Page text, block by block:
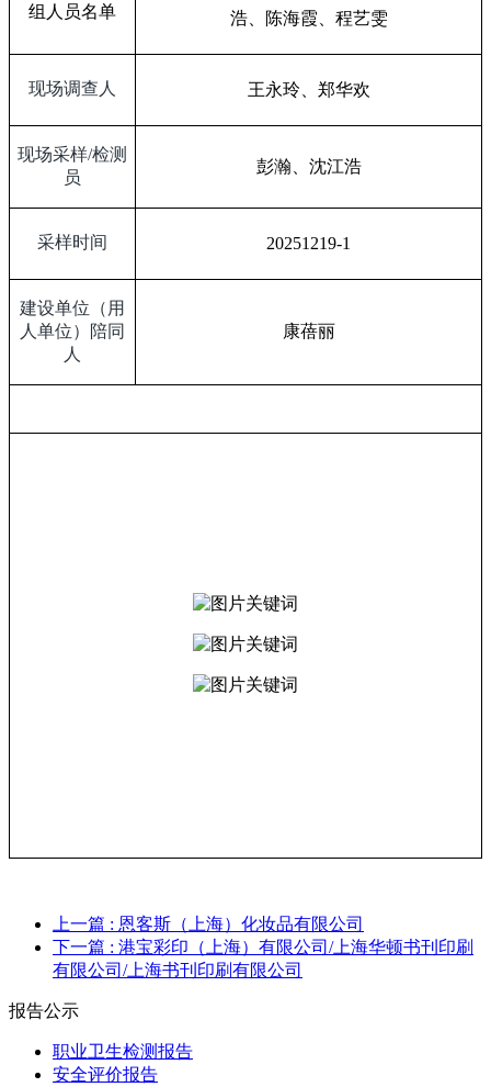
组人员名单
浩、陈海霞、程艺雯
现场调查人 王永玲、郑华欢
现场采样/检测
员
彭瀚、沈江浩
采样时间 20251219-1
建设单位（用
人单位）陪同
人
康蓓丽
上一篇 : 恩客斯（上海）化妆品有限公司
下一篇 : 港宝彩印（上海）有限公司/上海华顿书刊印刷
有限公司/上海书刊印刷有限公司
报告公示
职业卫生检测报告
安全评价报告